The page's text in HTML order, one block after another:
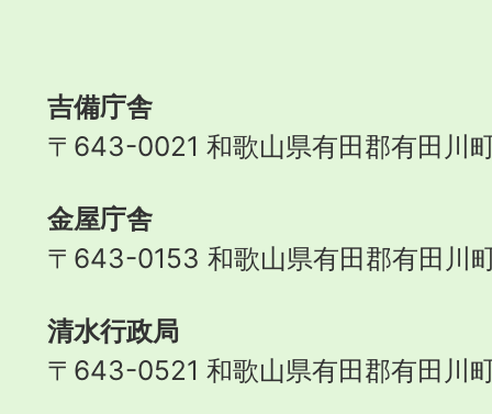
吉備庁舎
〒643-0021 和歌山県有田郡有田川
金屋庁舎
〒643-0153 和歌山県有田郡有田川
清水行政局
〒643-0521 和歌山県有田郡有田川